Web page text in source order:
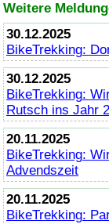
Weitere
30.12.2025
BikeTrekking:
30.12.2025
BikeTrekking:
Rutsch ins Jahr
20.11.2025
BikeTrekking:
Advendszeit
20.11.2025
BikeTrekking: